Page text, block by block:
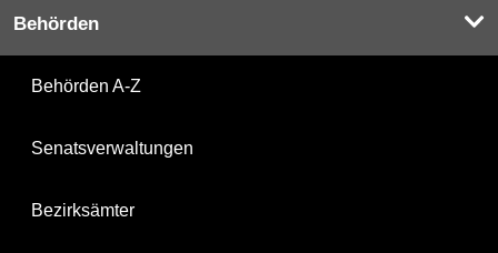
Behörden
Behörden A-Z
Senatsverwaltungen
Bezirksämter